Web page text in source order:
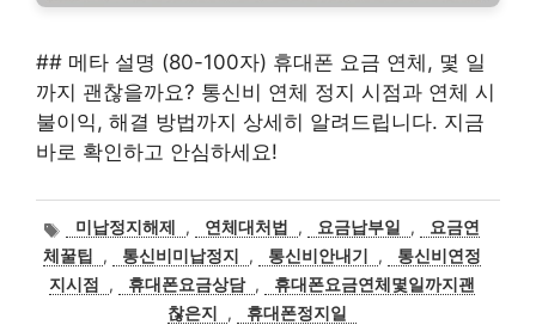
## 메타 설명 (80-100자) 휴대폰 요금 연체, 몇 일
까지 괜찮을까요? 통신비 연체 정지 시점과 연체 시
불이익, 해결 방법까지 상세히 알려드립니다. 지금
바로 확인하고 안심하세요!
태
그
미납정지해제 , 연체대처법 , 요금납부일 ,
요금연
체꿀팁
, 통신비미납정지 , 통신비안내기 ,
통신비연정
지시점
, 휴대폰요금상담 ,
휴대폰요금연체몇일까지괜
찮은지
, 휴대폰정지일